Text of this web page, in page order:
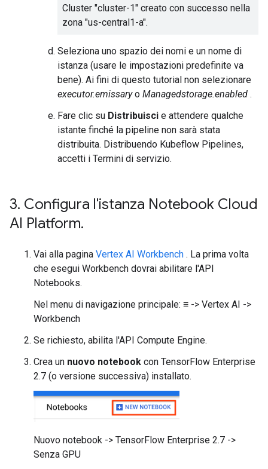
Cluster "cluster-1" creato con successo nella
zona "us-central1-a".
Seleziona uno spazio dei nomi e un nome di
istanza (usare le impostazioni predefinite va
bene). Ai fini di questo tutorial non selezionare
executor.emissaryo Managedstorage.enabled .
Fare clic su Distribuisci e attendere qualche
istante finché la pipeline non sarà stata
distribuita. Distribuendo Kubeflow Pipelines,
accetti i Termini di servizio.
3. Configura l'istanza Notebook Cloud
AI Platform.
Vai alla pagina Vertex AI Workbench . La prima volta
che esegui Workbench dovrai abilitare l'API
Notebooks.
Nel menu di navigazione principale: ≡ -> Vertex AI ->
Workbench
Se richiesto, abilita l'API Compute Engine.
Crea un nuovo notebook con TensorFlow Enterprise
2.7 (o versione successiva) installato.
Nuovo notebook -> TensorFlow Enterprise 2.7 ->
Senza GPU